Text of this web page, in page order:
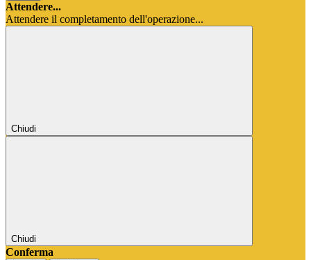
Attendere...
Attendere il completamento dell'operazione...
Chiudi
Chiudi
Conferma